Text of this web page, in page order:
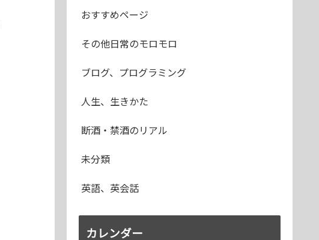
おすすめページ
その他日常のモロモロ
ブログ、プログラミング
人生、生きかた
断酒・禁酒のリアル
未分類
英語、英会話
カレンダー